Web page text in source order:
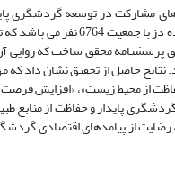
مشارکت در توسعه گردشگری
پرسشنامه محقق ساخت که روایی
0 تا 87/0 به دست آمد. نتایج حاصل از
از محیط زیست»، «افزایش فرصت
پایدار و حفاظت از